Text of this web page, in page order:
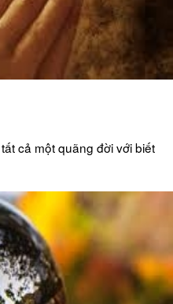
cả một quãng đời với biết